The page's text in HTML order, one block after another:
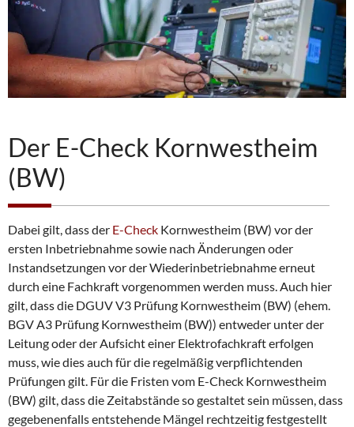
Der E-Check Kornwestheim
(BW)
Dabei gilt, dass der E-Check Kornwestheim (BW) vor der
ersten Inbetriebnahme sowie nach Änderungen oder
Instandsetzungen vor der Wiederinbetriebnahme erneut
durch eine Fachkraft vorgenommen werden muss. Auch hier
gilt, dass die DGUV V3 Prüfung Kornwestheim (BW) (ehem.
BGV A3 Prüfung Kornwestheim (BW)) entweder unter der
Leitung oder der Aufsicht einer Elektrofachkraft erfolgen
muss, wie dies auch für die regelmäßig verpflichtenden
Prüfungen gilt. Für die Fristen vom E-Check Kornwestheim
(BW) gilt, dass die Zeitabstände so gestaltet sein müssen, dass
gegebenenfalls entstehende Mängel rechtzeitig festgestellt